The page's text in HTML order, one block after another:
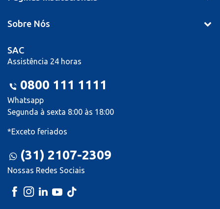
Sobre Nós
SAC
Assistência 24 horas
0800 111 1111
Whatsapp
Segunda à sexta 8:00 às 18:00
*Exceto feriados
(31) 2107-2309
Nossas Redes Sociais